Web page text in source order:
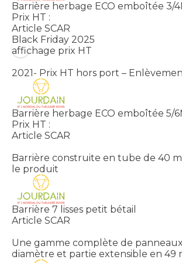
Barrière herbage ECO emboîtée 3/
Prix HT :
Article SCAR
Black Friday 2025
affichage prix HT
2021- Prix HT hors port –
Barrière herbage ECO emboîtée 5/
Prix HT :
Article SCAR
Barrière construite en tube de 40
le produit
Barrière 7 lisses petit bétail
Article SCAR
Une gamme complète de
diamètre et partie extensible en 49